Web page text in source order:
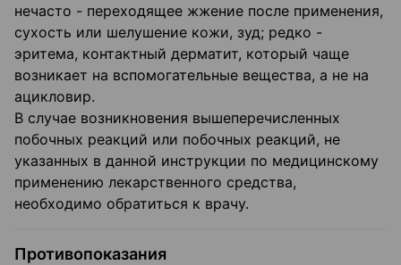
нечасто - переходящее жжение после применения,
сухость или шелушение кожи, зуд; редко -
эритема, контактный дерматит, который чаще
возникает на вспомогательные вещества, а не на
ацикловир.
В случае возникновения вышеперечисленных
побочных реакций или побочных реакций, не
указанных в данной инструкции по медицинскому
применению лекарственного средства,
необходимо обратиться к врачу.
Противопоказания